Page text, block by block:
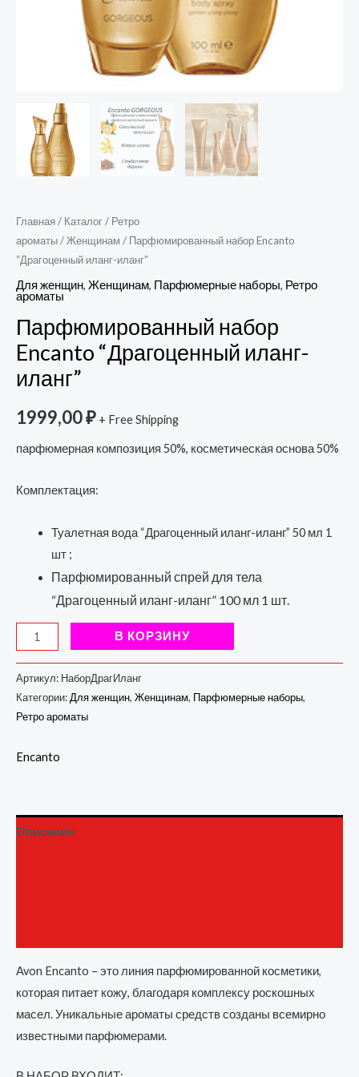
Главная / Каталог/ Ретро
ароматы/Женщинам / Парфюмированный набор Encanto
“Драгоценный иланг-иланг”
Для женщин, Женщинам, Парфюмерные наборы, Ретро
ароматы
Парфюмированный набор
Encanto “Драгоценный иланг-
иланг”
1999,00₽ + Free Shipping
парфюмерная композиция 50%, косметическая основа 50%
Комплектация:
Туалетная вода “Драгоценный иланг-иланг” 50 мл 1
шт ;
Парфюмированный спрей для тела
“Драгоценный иланг-иланг” 100 мл 1 шт.
В КОРЗИНУ
Артикул: НаборДрагИланг
Категории:Для женщин, Женщинам, Парфюмерные наборы,
Ретро ароматы
Encanto
Описание
Avon Encanto – это линия парфюмированной косметики,
которая питает кожу, благодаря комплексу роскошных
масел. Уникальные ароматы средств созданы всемирно
известными парфюмерами.